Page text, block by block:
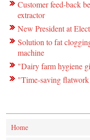
Customer feed-back
extractor
New President at
Solution to fat
machine
"Dairy farm hygiene
"Time-saving
Home